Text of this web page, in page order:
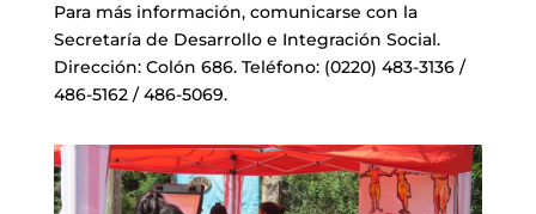
Para más información, comunicarse con la
Secretaría de Desarrollo e Integración Social.
Dirección: Colón 686. Teléfono: (0220) 483-3136 /
486-5162 / 486-5069.